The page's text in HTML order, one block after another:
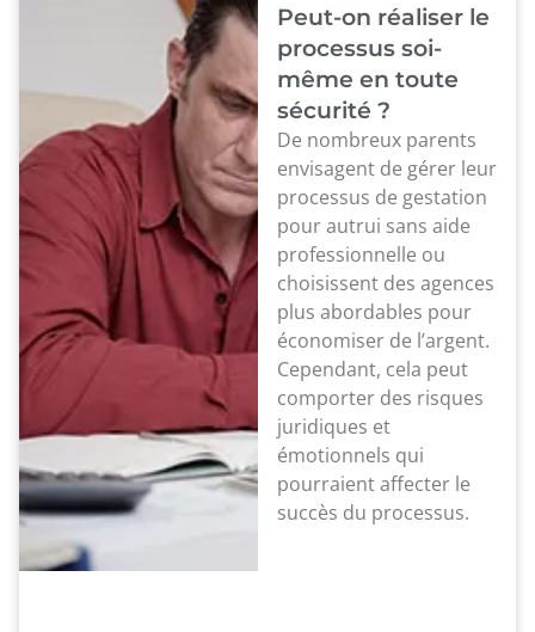
Peut-on réaliser le
processus soi-
même en toute
sécurité ?
De nombreux parents
envisagent de gérer leur
processus de gestation
pour autrui sans aide
professionnelle ou
choisissent des agences
plus abordables pour
économiser de l’argent.
Cependant, cela peut
comporter des risques
juridiques et
émotionnels qui
pourraient affecter le
succès du processus.